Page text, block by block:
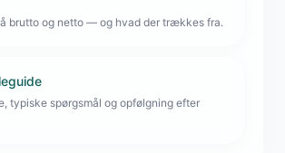
brutto og netto — og hvad der trækkes fra.
typiske spørgsmål og opfølgning efter